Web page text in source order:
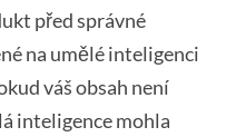
před správné
na umělé inteligenci
váš obsah není
inteligence mohla